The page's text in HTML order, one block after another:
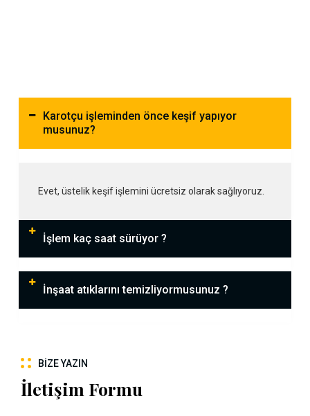
Karotçu işleminden önce keşif yapıyor
musunuz?
Evet, üstelik keşif işlemini ücretsiz olarak sağlıyoruz.
İşlem kaç saat sürüyor ?
İnşaat atıklarını temizliyormusunuz ?
BIZE YAZIN
İletişim Formu